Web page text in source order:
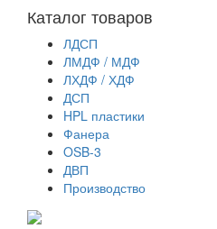
Каталог товаров
ЛДСП
ЛМДФ / МДФ
ЛХДФ / ХДФ
ДСП
HPL пластики
Фанера
OSB-3
ДВП
Производство